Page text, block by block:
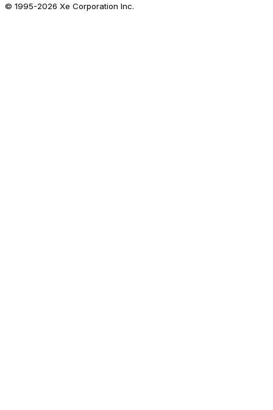
© 1995-2026 Xe Corporation Inc.